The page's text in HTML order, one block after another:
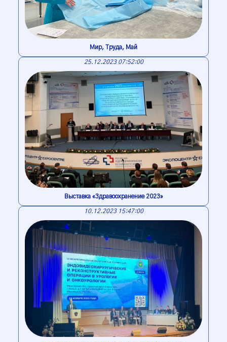
Мир, Труда, Май
25.12.2023 07:52:00
Выставка «Здравоохранение 2023»
10.12.2023 15:47:00